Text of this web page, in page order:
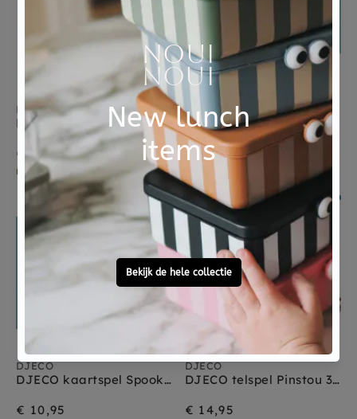
DJECO
DJECO slotjes leren lock Basic 3 jr+
€ 19,95
morgen in huis
DJECO
DJECO ganzenbord 5-12 jr
€ 12,95
morgen in huis
DJECO
DJECO kaartspel Spooky boo 8 jr+
€ 10,95
DJECO
DJECO telspel Pinstou 3 jr+
€ 14,95